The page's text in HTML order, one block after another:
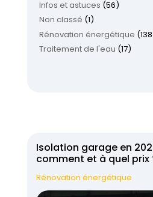
Infos et astuces (56)
Non classé (1)
Rénovation énergétique
Traitement de l'eau (17)
Isolation garage en
comment et à quel prix
Rénovation énergétique